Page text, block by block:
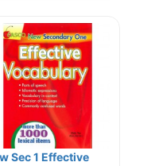
Sec 1 Effective